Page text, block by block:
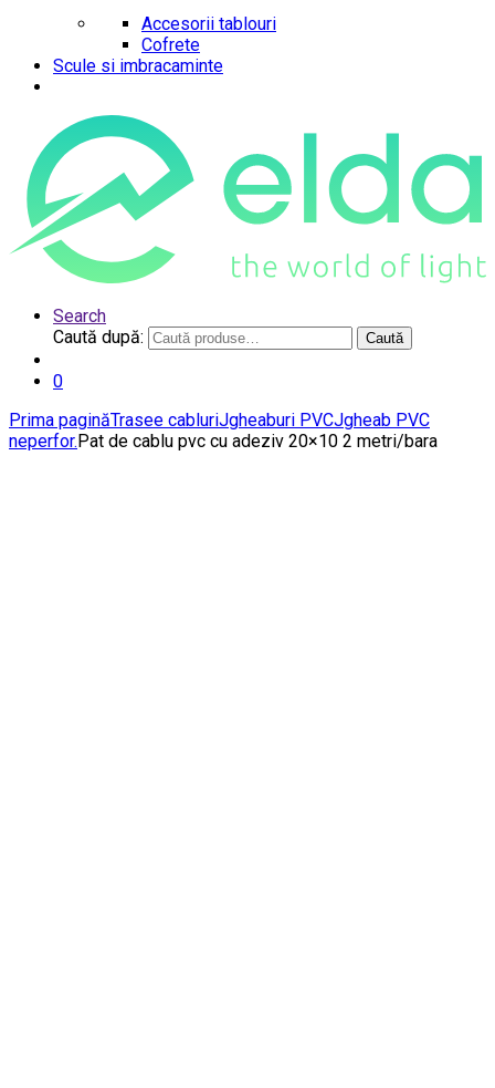
Accesorii tablouri
Cofrete
Scule si imbracaminte
Search
Caută după:
Caută
0
Prima paginăTrasee cabluriJgheaburi PVCJgheab PVC
neperfor.Pat de cablu pvc cu adeziv 20×10 2 metri/bara